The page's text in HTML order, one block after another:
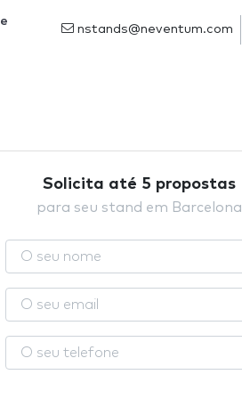
nstands@neventum.com
Solicita até 5 propostas
para seu stand em Barcelona